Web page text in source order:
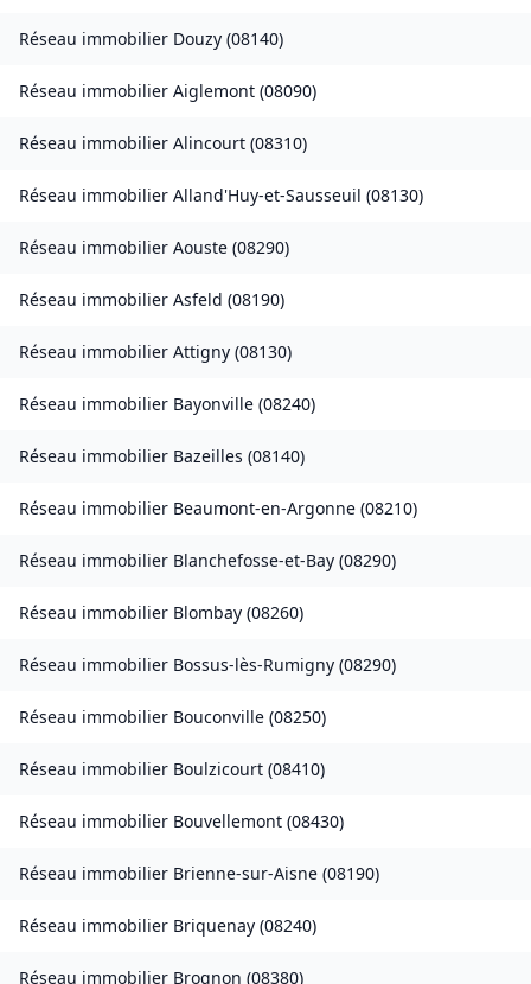
Réseau immobilier Douzy (08140)
Réseau immobilier Aiglemont (08090)
Réseau immobilier Alincourt (08310)
Réseau immobilier Alland'Huy-et-Sausseuil (08130)
Réseau immobilier Aouste (08290)
Réseau immobilier Asfeld (08190)
Réseau immobilier Attigny (08130)
Réseau immobilier Bayonville (08240)
Réseau immobilier Bazeilles (08140)
Réseau immobilier Beaumont-en-Argonne (08210)
Réseau immobilier Blanchefosse-et-Bay (08290)
Réseau immobilier Blombay (08260)
Réseau immobilier Bossus-lès-Rumigny (08290)
Réseau immobilier Bouconville (08250)
Réseau immobilier Boulzicourt (08410)
Réseau immobilier Bouvellemont (08430)
Réseau immobilier Brienne-sur-Aisne (08190)
Réseau immobilier Briquenay (08240)
Réseau immobilier Brognon (08380)